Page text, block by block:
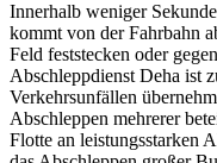
Innerhalb weniger
kommt von der Fahrbahn
Feld feststecken oder
Abschleppdienst Deha ist
Verkehrsunfällen
Abschleppen mehrerer
Flotte an leistungsstarken